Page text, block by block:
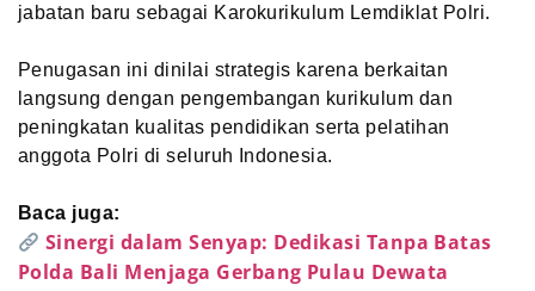
jabatan baru sebagai Karokurikulum Lemdiklat Polri.
Penugasan ini dinilai strategis karena berkaitan
langsung dengan pengembangan kurikulum dan
peningkatan kualitas pendidikan serta pelatihan
anggota Polri di seluruh Indonesia.
Baca juga:
Sinergi dalam Senyap: Dedikasi Tanpa Batas
Polda Bali Menjaga Gerbang Pulau Dewata